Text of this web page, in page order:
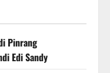
Pinrang
Edi Sandy